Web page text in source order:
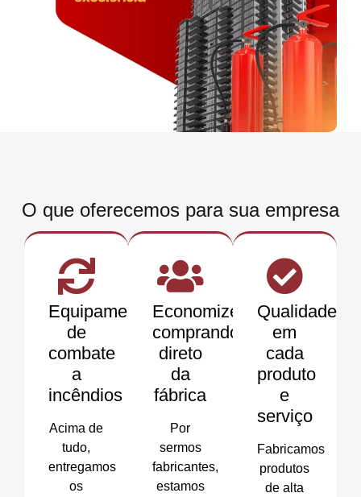
O que oferecemos para sua empresa
Equipamentos
de
combate
a
incêndios
Acima de
tudo,
entregamos
os
Economize
comprando
direto
da
fábrica
Por
sermos
fabricantes,
estamos
Qualidade
em
cada
produto
e
serviço
Fabricamos
produtos
de alta